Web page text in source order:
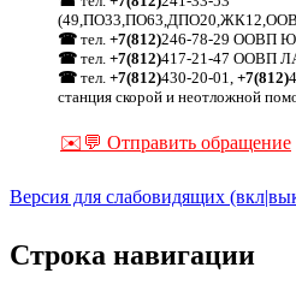
☎ тел. +7(812)246-78-29 ООВП
☎ тел. +7(812)417-21-47 ООВП
☎ тел. +7(812)430-20-01, +7(812)
станция скорой и неотложной
✉️💬 Отправить обращение
Версия для слабовидящих
Строка навигации